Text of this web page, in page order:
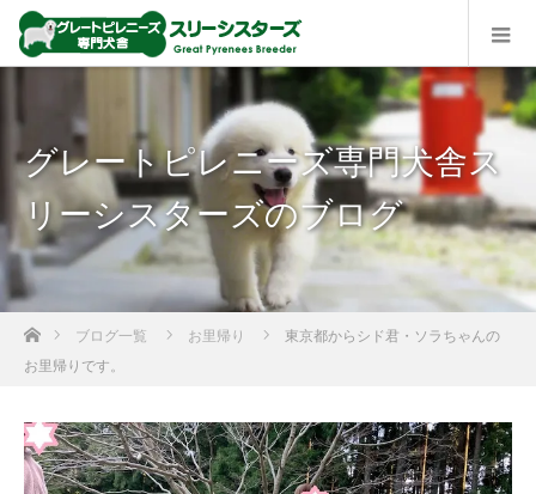
グレートピレニーズ専門犬舎ス
リーシスターズのブログ
ホームブログ一覧 お里帰り
東京都からシド君・ソラちゃんの
お里帰りです。